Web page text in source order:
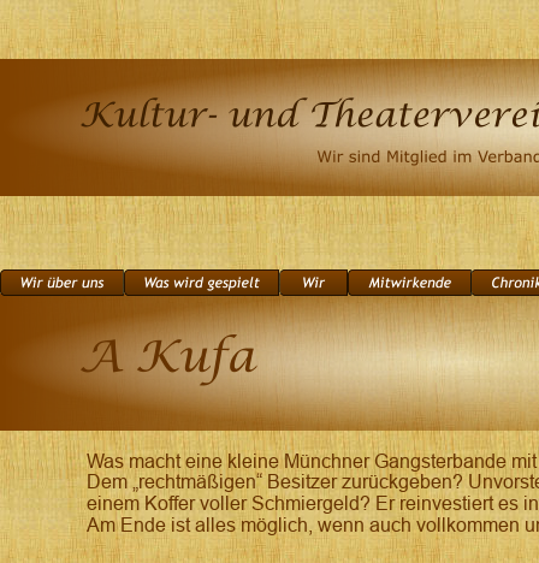
Was macht eine kleine Münchner Gangsterbande
Dem „rechtmäßigen“ Besitzer zurückgeben?
einem Koffer voller Schmiergeld? Er reinvestiert es
Am Ende ist alles möglich, wenn auch vollkommen